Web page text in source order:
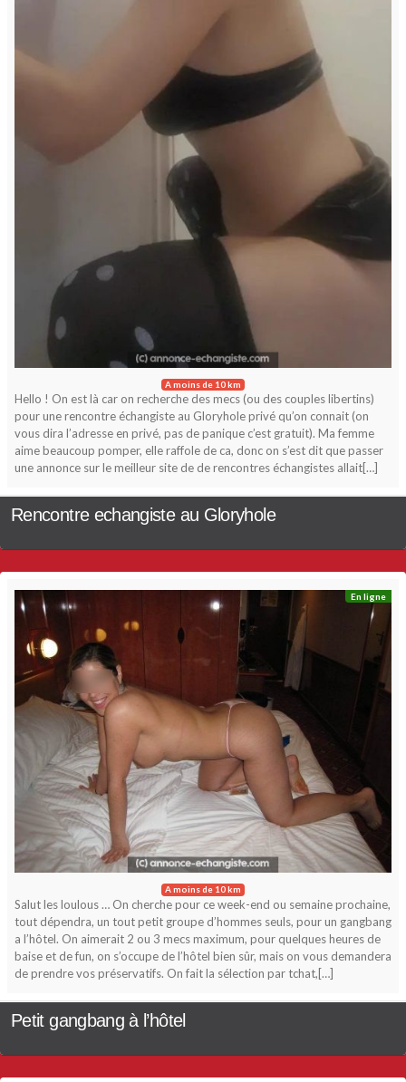
A moins de 10 km
Hello ! On est là car on recherche des mecs (ou des couples libertins)
pour une rencontre échangiste au Gloryhole privé qu’on connait (on
vous dira l’adresse en privé, pas de panique c’est gratuit). Ma femme
aime beaucoup pomper, elle raffole de ca, donc on s’est dit que passer
une annonce sur le meilleur site de de rencontres échangistes allait[…]
Rencontre echangiste au Gloryhole
En ligne
A moins de 10 km
Salut les loulous … On cherche pour ce week-end ou semaine prochaine,
tout dépendra, un tout petit groupe d’hommes seuls, pour un gangbang
a l’hôtel. On aimerait 2 ou 3 mecs maximum, pour quelques heures de
baise et de fun, on s’occupe de l’hôtel bien sûr, mais on vous demandera
de prendre vos préservatifs. On fait la sélection par tchat,[…]
Petit gangbang à l’hôtel